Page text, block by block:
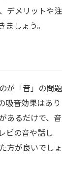
デメリットや注
しょう。
が「音」の問題
吸音効果はあり
あるだけで、音
ビの音や話し
方が良いでしょ